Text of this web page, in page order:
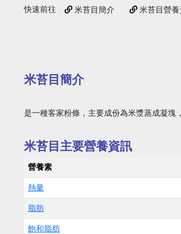
快速前往 米苔目簡介 米苔目營
米苔目簡介
是一種客家粉條，主要成份為米漿蒸成凝塊
米苔目主要營養資訊
營養素
熱量
脂肪
飽和脂肪